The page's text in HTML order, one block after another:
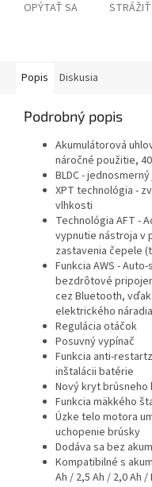
OPÝTAŤ SA STRÁŽIŤ
Popis Diskusia
Podrobný popis
Akumulátorová
náročné použitie,
BLDC -
XPT technológia -
vlhkosti
Technológia AFT -
vypnutie nástroja v
zastavenia čepele
Funkcia AWS -
bezdrôtové
cez Bluetooth,
elektrického náradia
Regulácia otáčok
Posuvný vypínač
Funkcia anti-
inštalácii batérie
Nový kryt
Funkcia mäkkého
Úzke telo motora
uchopenie brúsky
Dodáva sa bez
Kompatibilné s
Ah / 2,5 Ah / 2,0 Ah /